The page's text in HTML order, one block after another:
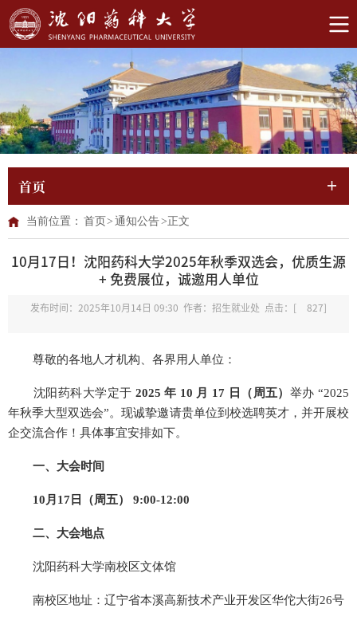
首页
当前位置： 首页 > 通知公告>正文
10月17日！沈阳药科大学2025年秋季双选会，优质生源
+ 免费展位，诚邀用人单位
发布时间：2025年10月14日 09:30 作者：招生就业处 点击：[ 827]
尊敬的各地人才机构、各界用人单位：
沈阳药科大学定于 2025年 10 月 17 日（周五） 举办 “2025
年秋季大型双选会”。现诚挚邀请贵单位到校选聘英才，并开展校
企交流合作！具体事宜安排如下。
一、大会时间
10月17 日（周五） 9:00-12:00
二、大会地点
沈阳药科大学南校区文体馆
南校区地址：辽宁省本溪高新技术产业开发区华佗大街26号